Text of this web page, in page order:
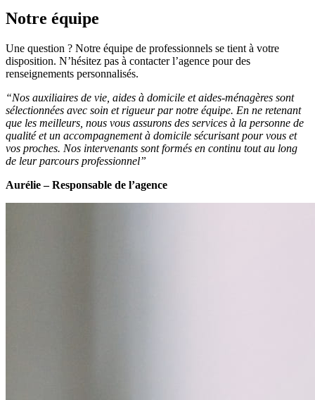
Notre équipe
Une question ? Notre équipe de professionnels se tient à votre
disposition. N’hésitez pas à contacter l’agence pour des
renseignements personnalisés.
“Nos auxiliaires de vie, aides à domicile et aides-ménagères sont
sélectionnées avec soin et rigueur par notre équipe. En ne retenant
que les meilleurs, nous vous assurons des services à la personne de
qualité et un accompagnement à domicile sécurisant pour vous et
vos proches. Nos intervenants sont formés en continu tout au long
de leur parcours professionnel”
Aurélie – Responsable de l’agence